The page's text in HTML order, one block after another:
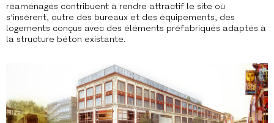
réaménagés contribuent à rendre attractif le site où
s’insèrent, outre des bureaux et des équipements, des
logements conçus avec des éléments préfabriqués adaptés à
la structure béton existante.